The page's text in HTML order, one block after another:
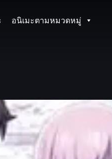
อนิเมะตามหมวดหมู่